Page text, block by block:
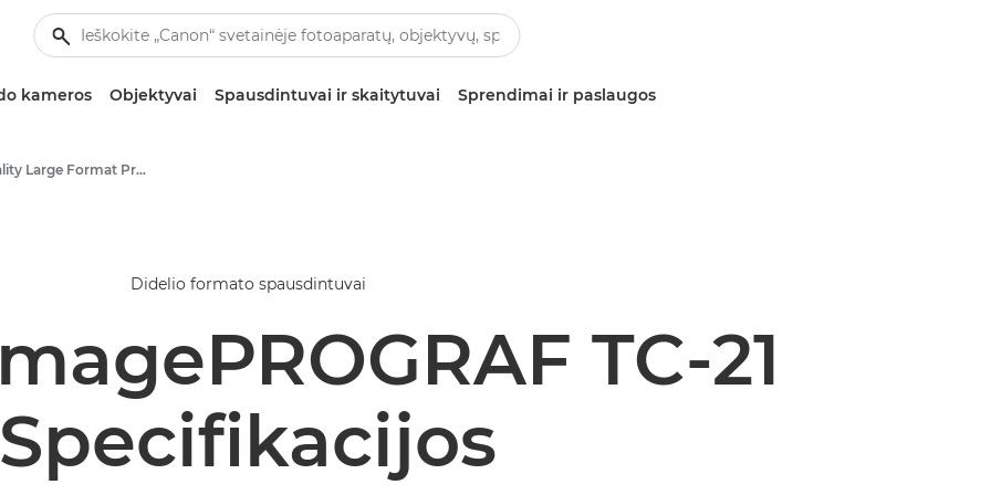
kameros Objektyvai Spausdintuvai ir skaitytuvai Sprendimai ir paslaugos
High-Quality Large Format Printers for CAD/GIS and Stunning Graphics
Didelio formato spausdintuvai
TC-21
Specifikacijos